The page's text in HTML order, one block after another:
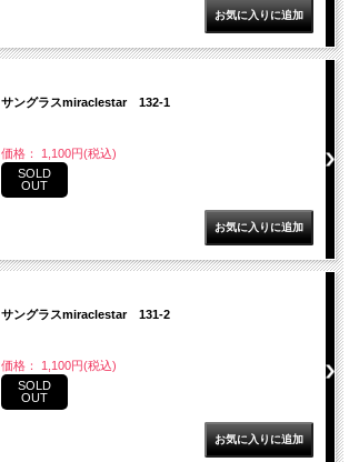
サングラスmiraclestar 132-1
価格： 1,100円(税込)
SOLD
OUT
サングラスmiraclestar 131-2
価格： 1,100円(税込)
SOLD
OUT